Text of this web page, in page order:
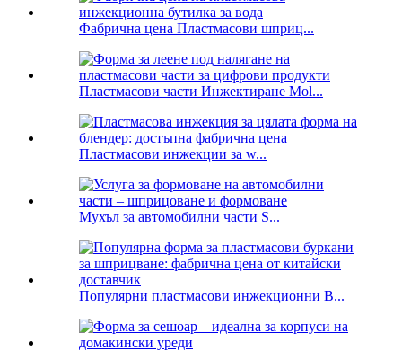
Фабрична цена Пластмасови шприц...
Пластмасови части Инжектиране Mol...
Пластмасови инжекции за w...
Мухъл за автомобилни части S...
Популярни пластмасови инжекционни B...